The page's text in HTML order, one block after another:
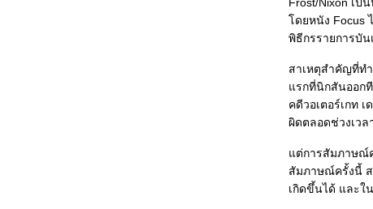
ดยหนัง Focus
พิธีกรรายการบัน
สาเหตุสำคัญที่ท
รกที่นิกสันออกที
คดีวอเตอร์เกท
ผิดตลอดช่วงเว
ต่การสัมภาษณ์ค
สัมภาษณ์ครั้งนี้ ส
เกิดขึ้นได้ และใ